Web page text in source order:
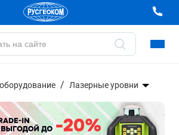
Лазерные уровни